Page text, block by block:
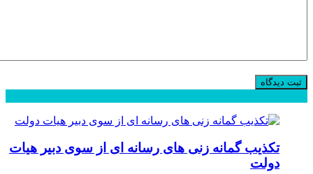
تکذیب گمانه زنی های رسانه ای از سوی دبیر هیات
دولت